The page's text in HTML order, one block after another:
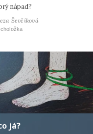
nápad?
Ševčíková
já?